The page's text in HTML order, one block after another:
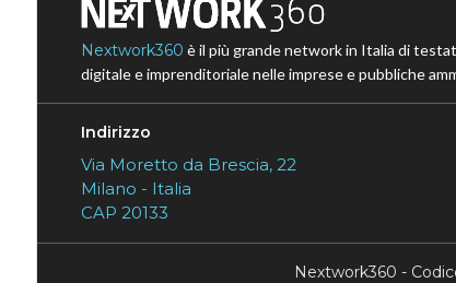
Nextwork360 è il più grande network in Italia di
digitale e imprenditoriale nelle imprese e pubbliche
Indirizzo
Via Moretto da Brescia, 22
Milano - Italia
CAP 20133
Nextwork360 -